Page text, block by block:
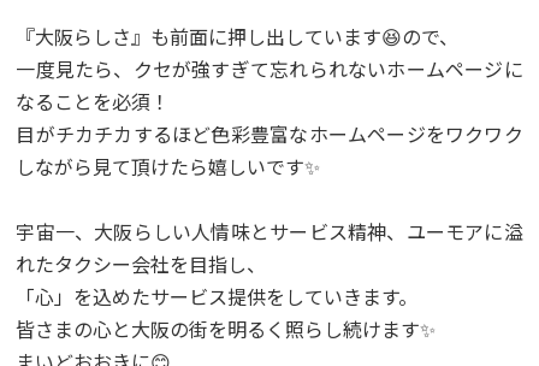
『大阪らしさ』も前面に押し出しています😆ので、
一度見たら、クセが強すぎて忘れられないホームページに
なることを必須！
目がチカチカするほど色彩豊富なホームページをワクワク
しながら見て頂けたら嬉しいです✨
宇宙一、大阪らしい人情味とサービス精神、ユーモアに溢
れたタクシー会社を目指し、
「心」を込めたサービス提供をしていきます。
皆さまの心と大阪の街を明るく照らし続けます✨